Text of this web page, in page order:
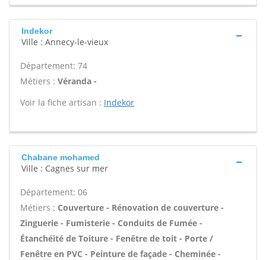
Indekor
Ville : Annecy-le-vieux
Département: 74
Métiers : Véranda -
Voir la fiche artisan : Indekor
Chabane mohamed
Ville : Cagnes sur mer
Département: 06
Métiers : Couverture - Rénovation de couverture -
Zinguerie - Fumisterie - Conduits de Fumée -
Étanchéité de Toiture - Fenêtre de toit - Porte /
Fenêtre en PVC - Peinture de façade - Cheminée -